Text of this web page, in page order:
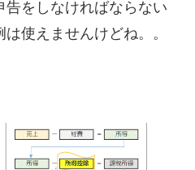
告をしなければならない
使えませんけどね。。